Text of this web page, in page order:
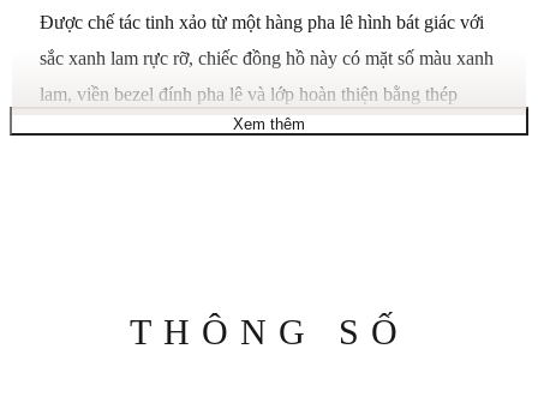
Được chế tác tinh xảo từ một hàng pha lê hình bát giác với
sắc xanh lam rực rỡ, chiếc đồng hồ này có mặt số màu xanh
lam, viền bezel đính pha lê và lớp hoàn thiện bằng thép
không gỉ. Đồng hồ có khả năng chống nước ở độ sâu 50m
Chất liệu: Pha lê, Thép không gỉ. Màu sắc: Xanh lam. Loại
khóa: Khóa gập. Chất liệu dây đeo: Pha lê. Máy quartz.
Xem thêm
THÔNG SỐ